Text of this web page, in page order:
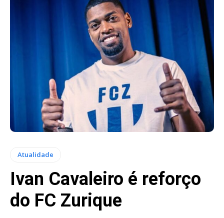
Atualidade
Ivan Cavaleiro é reforço
do FC Zurique